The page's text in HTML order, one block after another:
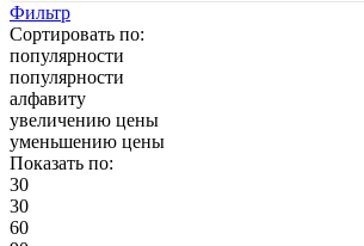
Фильтр
Сортировать по:
популярности
популярности
алфавиту
увеличению цены
уменьшению цены
Показать по:
30
30
60